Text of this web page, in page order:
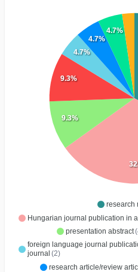
research
Hungarian journal publication in
presentation abstract
foreign language journal
journal (2)
research article/review
9.3%
9.3%
4.7%
4.7%
4.7%